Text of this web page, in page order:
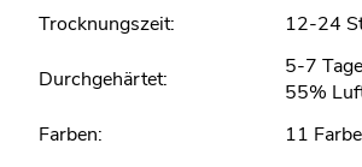
Trocknungszeit:
12-24
Durchgehärtet:
5-7
55%
Farben:
11